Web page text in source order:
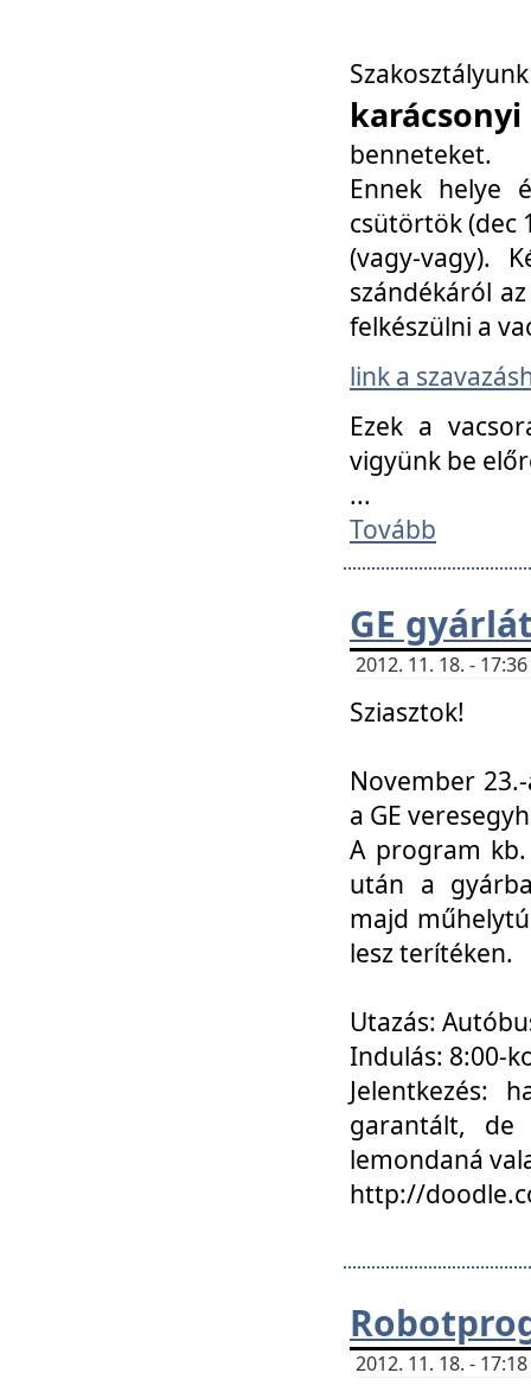
benneteket.
Ennek helye
csütörtök (dec
(vagy-vagy).
szándékáról
felkészülni a
link a
Ezek a
vigyünk be
...
Tovább
GE
2012. 11. 18. -
Sziasztok!
November
a GE
A program
után a
majd
lesz terítéken.
Utazás:
Indulás: 8:00-
Jelentkezés:
garantált, de
lemondaná
http://
2012. 11. 18. -